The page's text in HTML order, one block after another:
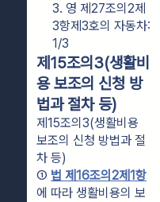
3. 영 제27조의2제
3항제3호의 자동차:
1/3
제15조의3(생활비
용 보조의 신청 방
법과 절차 등)
제15조의3(생활비용
보조의 신청 방법과 절
차 등)
① 법 제16조의2제1항
에 따라 생활비용의 보